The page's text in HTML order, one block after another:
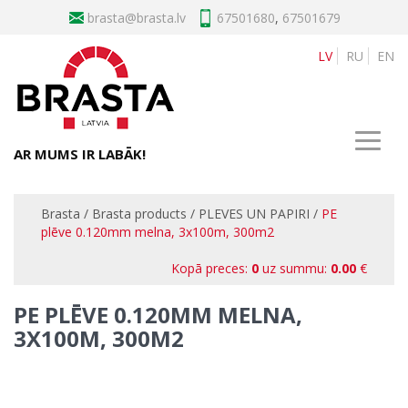
brasta 67501680, 67501679
AR MUMS IR LABĀK!
LV RU EN
Brasta / Brasta products / PLEVES UN PAPIRI / PE
plēve 0.120mm melna, 3x100m, 300m2
Kopā preces: 0 uz summu: 0.00 €
PE PLĒVE 0.120MM MELNA,
3X100M, 300M2